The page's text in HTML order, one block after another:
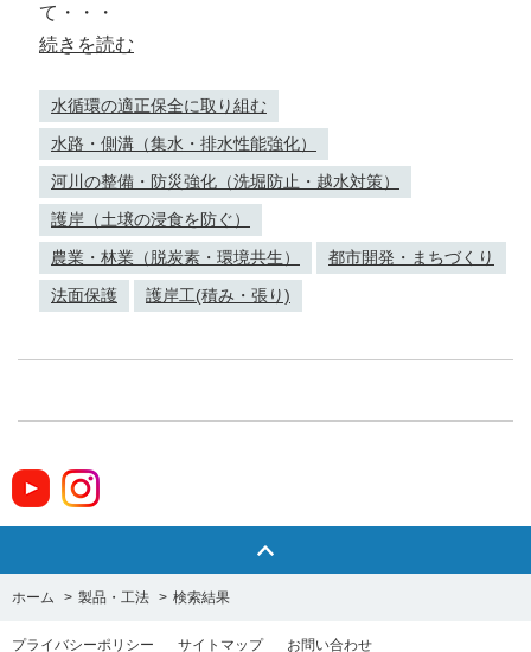
て・・・
続きを読む
水循環の適正保全に取り組む
水路・側溝（集水・排水性能強化）
河川の整備・防災強化（洗堀防止・越水対策）
護岸（土壌の浸食を防ぐ）
農業・林業（脱炭素・環境共生）
都市開発・まちづくり
法面保護
護岸工(積み・張り)
ホーム > 製品・工法 > 検索結果
プライバシーポリシー サイトマップ お問い合わせ